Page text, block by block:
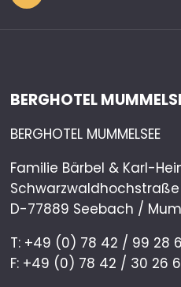
BERGHOTEL
BERGHOTEL MUMMELSEE
Familie Bärbel & Karl-
Schwarzwaldhochstraße
D-77889 Seebach /
T: +49 (0) 78 42 / 99 28 6
F: +49 (0) 78 42 / 30 26 6